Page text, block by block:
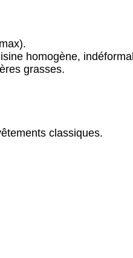
homogène,
grasses.
classiques.